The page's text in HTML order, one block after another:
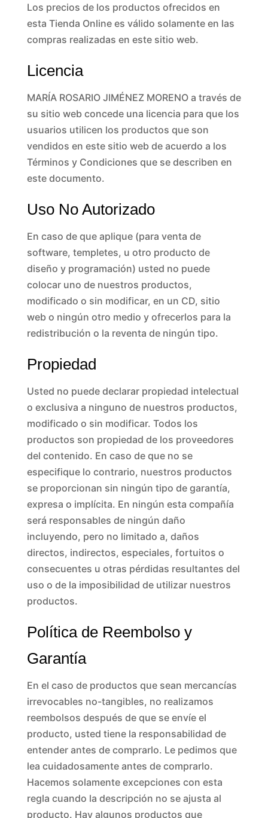
Los precios de los productos ofrecidos en
esta Tienda Online es válido solamente en las
compras realizadas en este sitio web.
Licencia
MARÍA ROSARIO JIMÉNEZ MORENO a través de
su sitio web concede una licencia para que los
usuarios utilicen los productos que son
vendidos en este sitio web de acuerdo a los
Términos y Condiciones que se describen en
este documento.
Uso No Autorizado
En caso de que aplique (para venta de
software, templetes, u otro producto de
diseño y programación) usted no puede
colocar uno de nuestros productos,
modificado o sin modificar, en un CD, sitio
web o ningún otro medio y ofrecerlos para la
redistribución o la reventa de ningún tipo.
Propiedad
Usted no puede declarar propiedad intelectual
o exclusiva a ninguno de nuestros productos,
modificado o sin modificar. Todos los
productos son propiedad de los proveedores
del contenido. En caso de que no se
especifique lo contrario, nuestros productos
se proporcionan sin ningún tipo de garantía,
expresa o implícita. En ningún esta compañía
será responsables de ningún daño
incluyendo, pero no limitado a, daños
directos, indirectos, especiales, fortuitos o
consecuentes u otras pérdidas resultantes del
uso o de la imposibilidad de utilizar nuestros
productos.
Política de Reembolso y
Garantía
En el caso de productos que sean mercancías
irrevocables no-tangibles, no realizamos
reembolsos después de que se envíe el
producto, usted tiene la responsabilidad de
entender antes de comprarlo. Le pedimos que
lea cuidadosamente antes de comprarlo.
Hacemos solamente excepciones con esta
regla cuando la descripción no se ajusta al
producto. Hay algunos productos que